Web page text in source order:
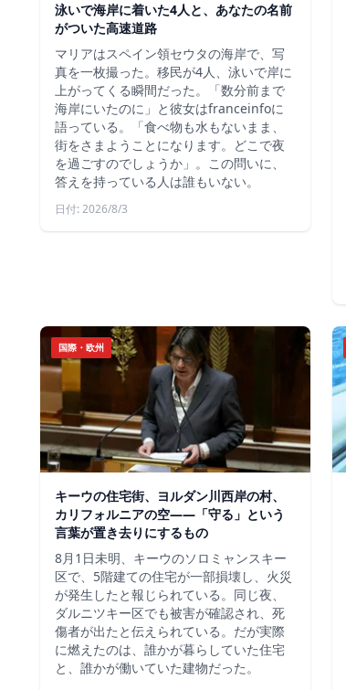
泳いで海岸に着いた4人と、あなたの名前
がついた高速道路
マリアはスペイン領セウタの海岸で、写
真を一枚撮った。移民が4人、泳いで岸に
上がってくる瞬間だった。「数分前まで
海岸にいたのに」と彼女はfranceinfoに
語っている。「食べ物も水もないまま、
街をさまようことになります。どこで夜
を過ごすのでしょうか」。この問いに、
答えを持っている人は誰もいない。
日付: 2026/8/3
国際・欧州
キーウの住宅街、ヨルダン川西岸の村、
カリフォルニアの空——「守る」という
言葉が置き去りにするもの
8月1日未明、キーウのソロミャンスキー
区で、5階建ての住宅が一部損壊し、火災
が発生したと報じられている。同じ夜、
ダルニツキー区でも被害が確認され、死
傷者が出たと伝えられている。だが実際
に燃えたのは、誰かが暮らしていた住宅
と、誰かが働いていた建物だった。